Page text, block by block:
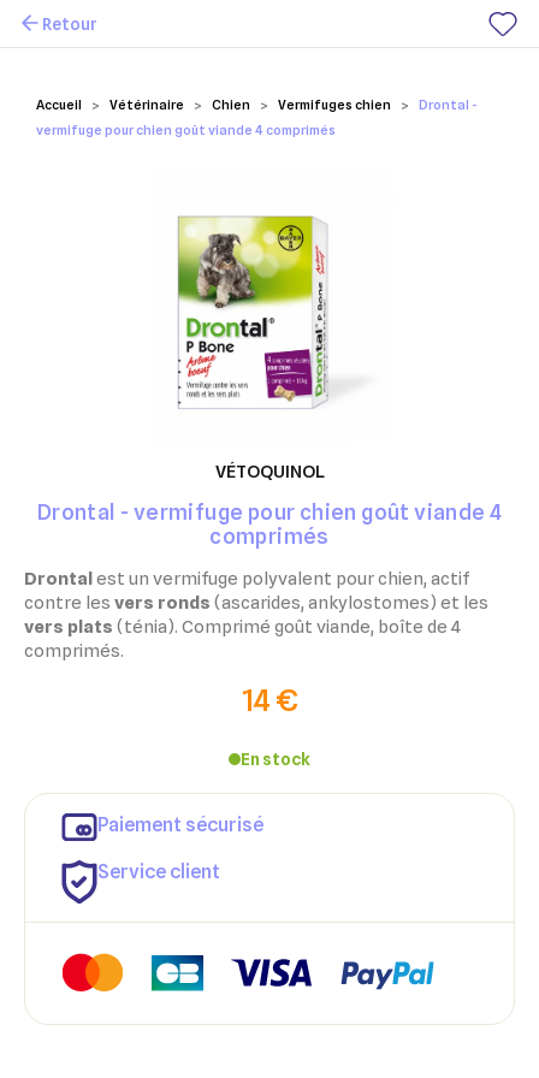
Mes favoris
Accueil Vétérinaire Chien Vermifuges chien
Drontal -
vermifuge pour chien goût viande 4 comprimés
Retour
VÉTOQUINOL
Drontal - vermifuge pour chien goût viande 4
comprimés
Drontalest un vermifuge polyvalent pour chien, actif
contre les vers ronds (ascarides, ankylostomes) et les
vers plats (ténia). Comprimé goût viande, boîte de 4
comprimés.
14 €
En stock
Paiement sécurisé
Service client